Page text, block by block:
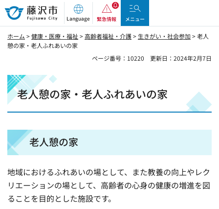
藤沢市
Language 緊急情報 メニュー
ホーム >健康・医療・福祉>高齢者福祉・介護>生きがい・社会参加 > 老人
憩の家・老人ふれあいの家
ページ番号：10220
更新日：2024年2月7日
老人憩の家・老人ふれあいの家
老人憩の家
地域におけるふれあいの場として、また教養の向上やレク
リエーションの場として、高齢者の心身の健康の増進を図
ることを目的とした施設です。